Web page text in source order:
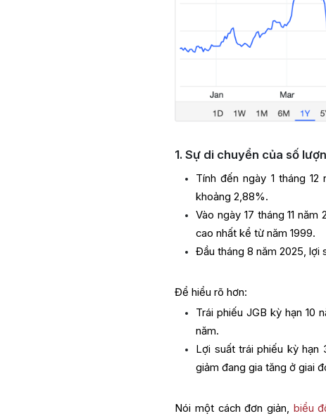
1. Sự di chuyển của số
Tính đến ngày 1 tháng
khoảng 2,88%.
Vào ngày 17 tháng 11
cao nhất kể từ năm 1999.
Đầu tháng 8 năm 2025, lợi
Để hiểu rõ hơn:
Trái phiếu JGB kỳ hạn 10
năm.
Lợi suất trái phiếu kỳ hạn
giảm đang gia tăng ở giai
Nói một cách đơn giản, biểu